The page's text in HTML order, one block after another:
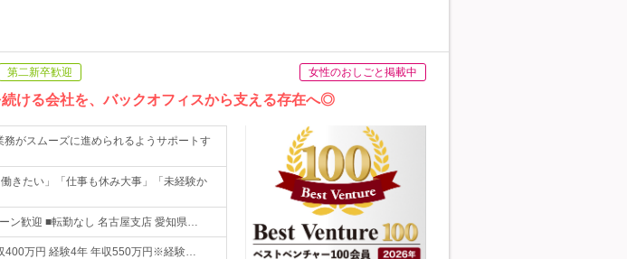
第二新卒歓迎 女性のおしごと掲載中
ける会社を、バックオフィスから支える存在へ◎
がスムーズに進められるようサポートす
きたい」「仕事も休み大事」「未経験か
ン歓迎 ■転勤なし 名古屋支店 愛知県…
400万円 経験4年 年収550万円※経験…